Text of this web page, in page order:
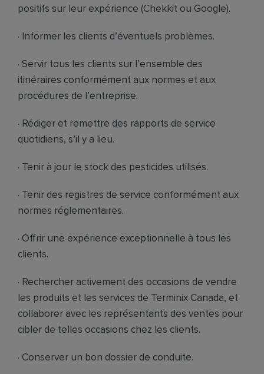
positifs sur leur expérience (Chekkit ou Google).
· Informer les clients d’éventuels problèmes.
· Servir tous les clients sur l’ensemble des
itinéraires conformément aux normes et aux
procédures de l’entreprise.
· Rédiger et remettre des rapports de service
quotidiens, s’il y a lieu.
· Tenir à jour le stock des pesticides utilisés.
· Tenir des registres de service conformément aux
normes réglementaires.
· Offrir une expérience exceptionnelle à tous les
clients.
· Rechercher activement des occasions de vendre
les produits et les services de Terminix Canada, et
collaborer avec les représentants des ventes pour
cibler de telles occasions chez les clients.
· Conserver un bon dossier de conduite.